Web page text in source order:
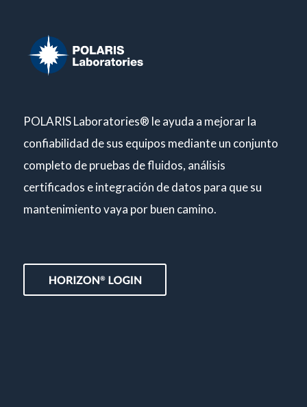
POLARIS Laboratories® le ayuda a mejorar la
confiabilidad de sus equipos mediante un conjunto
completo de pruebas de fluidos, análisis
certificados e integración de datos para que su
mantenimiento vaya por buen camino.